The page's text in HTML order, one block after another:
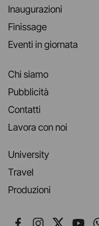
Inaugurazioni
Finissage
Eventi in giornata
Chi siamo
Pubblicità
Contatti
Lavora con noi
University
Travel
Produzioni
Seguici su
Seguici su
Seguici